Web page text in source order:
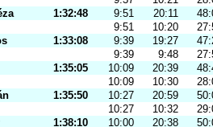
1:32:48 9:51 20:11
9:51
10:20
1:33:08 9:39 19:27
9:39
9:48
1:35:05 10:09 20:39
10:09
10:30
1:35:50 10:27 20:59
10:27
10:32
1:38:10 10:00 20:38